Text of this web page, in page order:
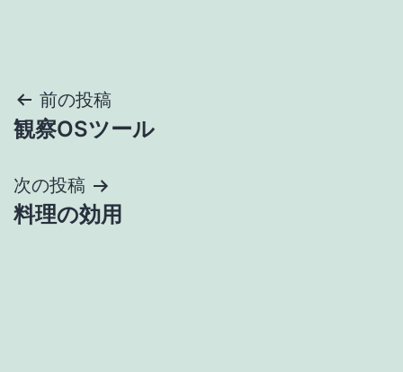
投
稿
ナ
ビ
前の投稿
観察OSツール
次の投稿
料理の効用